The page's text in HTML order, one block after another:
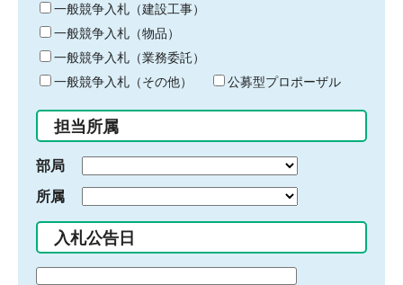
キ
ー
ワ
ー
ド
入
力
一般競争入札（建設工事）
一般競争入札（物品）
一般競争入札（業務委託）
一般競争入札（その他）
公募型プロポーザル
担当所属
部局
所属
入札公告日